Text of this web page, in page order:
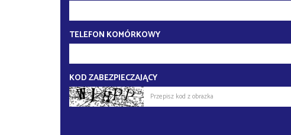
TELEFON KOMÓRKOWY
KOD ZABEZPIECZAJĄCY